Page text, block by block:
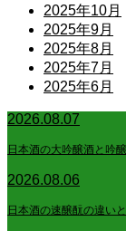
2025年10月
2025年9月
2025年8月
2025年7月
2025年6月
2026.08.07
日本酒の大吟醸酒と吟
2026.08.06
日本酒の速醸酛の違い